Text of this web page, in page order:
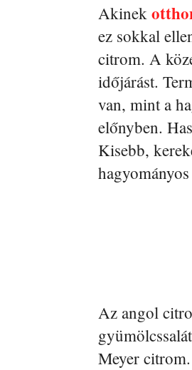
Akinek
ez sokkal
citrom. A
időjárást.
van, mint a
előnyben.
Kisebb,
Az angol
Meyer citrom.